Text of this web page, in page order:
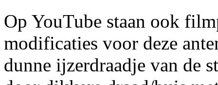
Op YouTube staan ook
modificaties voor deze
dunne ijzerdraadje van de